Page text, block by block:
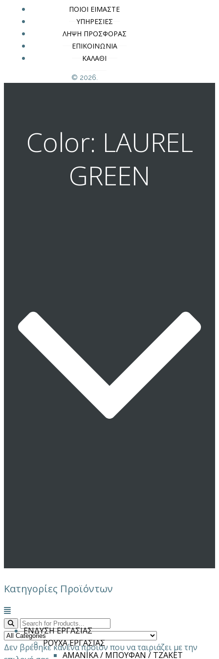
ΠΟΙΟΙ ΕΙΜΑΣΤΕ
ΥΠΗΡΕΣΙΕΣ
ΛΗΨΗ ΠΡΟΣΦΟΡΑΣ
ΕΠΙΚΟΙΝΩΝΙΑ
ΚΑΛΑΘΙ
© 2026.
Color: LAUREL
GREEN
Κατηγορίες Προϊόντων
Μενού
ΕΝΔΥΣΗ ΕΡΓΑΣΙΑΣ
ΡΟΥΧΑ ΕΡΓΑΣΙΑΣ
ΑΜΑΝΙΚΑ / ΜΠΟΥΦΑΝ / ΤΖΑΚΕΤ
Δεν βρέθηκε κανένα προϊόν που να ταιριάζει με την